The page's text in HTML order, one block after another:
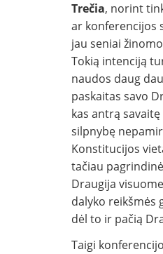
Trečia, norint
ar konferencijos
jau seniai
Tokią intenciją
naudos daug
paskaitas savo
kas antrą
silpnybę
Konstitucijos
tačiau
Drau­gija
dalyko reikšmės
dėl to ir pačią
Taigi